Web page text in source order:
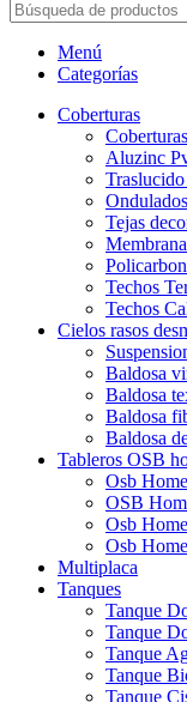
Menú
Categorías
Coberturas
Aluzinc
Ondulados
Tejas
Techos
Techos
Cielos rasos
Baldosa
Baldosa
Baldosa
Baldosa
Tableros OSB
Osb
OSB
Osb
Osb
Multiplaca
Tanques
Tanque
Tanque
Tanque
Tanque
Tanque